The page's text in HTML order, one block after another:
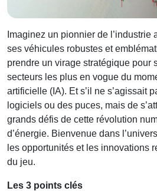
Imaginez un pionnier de l’industrie
ses véhicules robustes et
prendre un virage stratégique pour
secteurs les plus en vogue du
artificielle (IA). Et s’il ne s’agissait
logiciels ou des puces, mais de
grands défis de cette révolution
d’énergie. Bienvenue dans
les opportunités et les innovations
du jeu.
Les 3 points clés